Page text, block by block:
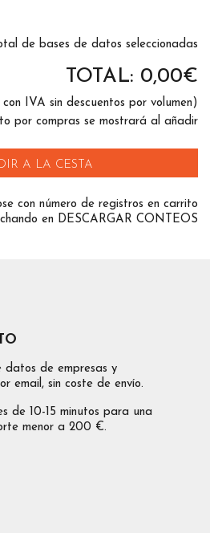
de bases de datos seleccionadas
TOTAL: 0,00€
con IVA sin descuentos por volumen)
por compras se mostrará al añadir
A LA CESTA
con número de registros en carrito
en DESCARGAR CONTEOS
datos de empresas y
email, sin coste de envío.
de 10-15 minutos para una
menor a 200 €.